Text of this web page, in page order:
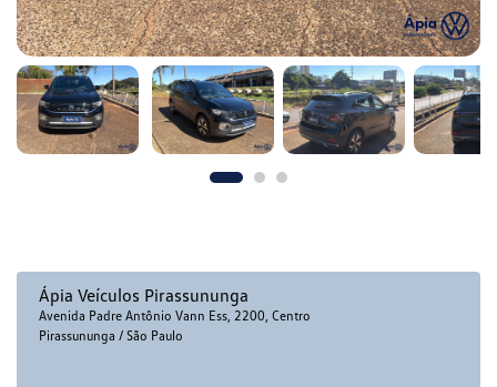
Ápia Veículos Pirassununga
Avenida Padre Antônio Vann Ess, 2200, Centro
Pirassununga / São Paulo